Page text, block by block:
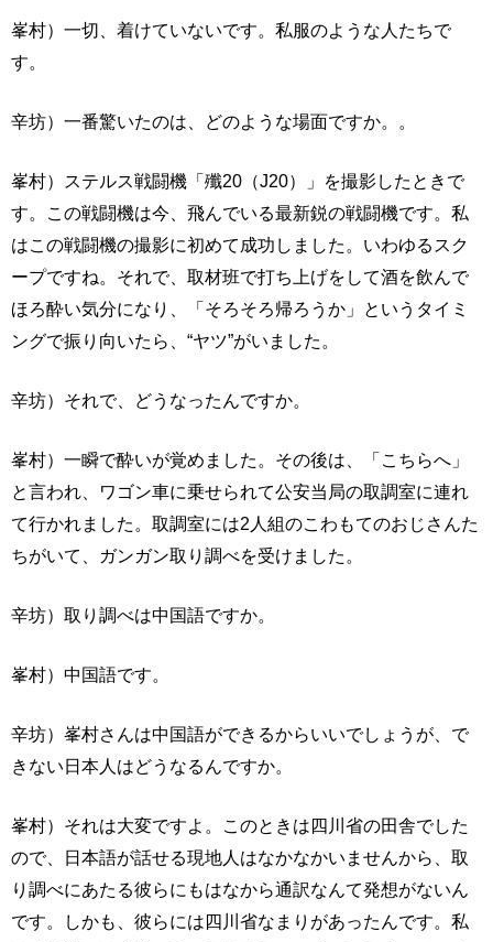
峯村）一切、着けていないです。私服のような人たちで
す。
辛坊）一番驚いたのは、どのような場面ですか。。
峯村）ステルス戦闘機「殲20（J20）」を撮影したときで
す。この戦闘機は今、飛んでいる最新鋭の戦闘機です。私
はこの戦闘機の撮影に初めて成功しました。いわゆるスク
ープですね。それで、取材班で打ち上げをして酒を飲んで
ほろ酔い気分になり、「そろそろ帰ろうか」というタイミ
ングで振り向いたら、“ヤツ”がいました。
辛坊）それで、どうなったんですか。
峯村）一瞬で酔いが覚めました。その後は、「こちらへ」
と言われ、ワゴン車に乗せられて公安当局の取調室に連れ
て行かれました。取調室には2人組のこわもてのおじさんた
ちがいて、ガンガン取り調べを受けました。
辛坊）取り調べは中国語ですか。
峯村）中国語です。
辛坊）峯村さんは中国語ができるからいいでしょうが、で
きない日本人はどうなるんですか。
峯村）それは大変ですよ。このときは四川省の田舎でした
ので、日本語が話せる現地人はなかなかいませんから、取
り調べにあたる彼らにもはなから通訳なんて発想がないん
です。しかも、彼らには四川省なまりがあったんです。私